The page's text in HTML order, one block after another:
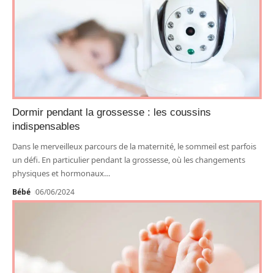
Dormir pendant la grossesse : les coussins
indispensables
Dans le merveilleux parcours de la maternité, le sommeil est parfois
un défi. En particulier pendant la grossesse, où les changements
physiques et hormonaux…
Bébé 06/06/2024